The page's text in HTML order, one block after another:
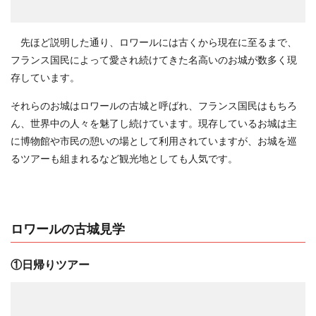
先ほど説明した通り、ロワールには古くから現在に至るまで、
フランス国民によって愛され続けてきた名高いのお城が数多く現
存しています。
それらのお城はロワールの古城と呼ばれ、フランス国民はもちろ
ん、世界中の人々を魅了し続けています。現存しているお城は主
に博物館や市民の憩いの場として利用されていますが、お城を巡
るツアーも組まれるなど観光地としても人気です。
ロワールの古城見学
①日帰りツアー